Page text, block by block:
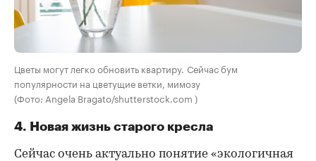
Цветы могут легко обновить квартиру. Сейчас бум
популярности на цветущие ветки, мимозу
(Фото: Angela Bragato/shutterstock.com )
4. Новая жизнь старого кресла
Сейчас очень актуально понятие «экологичная